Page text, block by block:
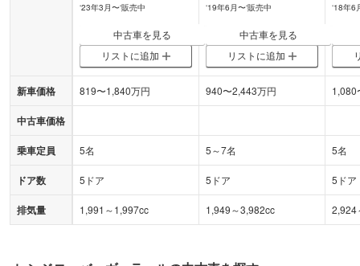
‘23年3月〜‘販売中 ‘19年6月〜‘販売中 ‘18年6
中古車を見る
リストに追加
中古車を見る
リストに追加
新車価格 819〜1,840万円 940〜2,443万円 1,080
中古車価格
乗車定員 5名 5～7名 5名
ドア数 5ドア 5ドア 5ドア
排気量 1,991～1,997cc 1,949～3,982cc 2,924